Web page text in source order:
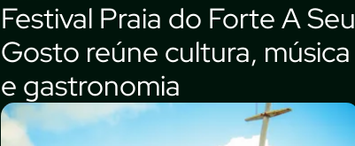
Festival Praia do Forte A Seu
Gosto reúne cultura, música
e gastronomia